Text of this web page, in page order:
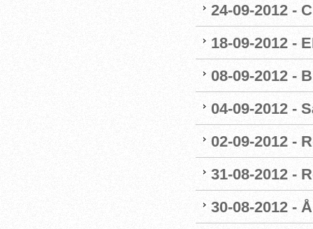
24-09-2012 -
18-09-2012 -
08-09-2012 -
04-09-2012 -
02-09-2012 -
31-08-2012 -
30-08-2012 -